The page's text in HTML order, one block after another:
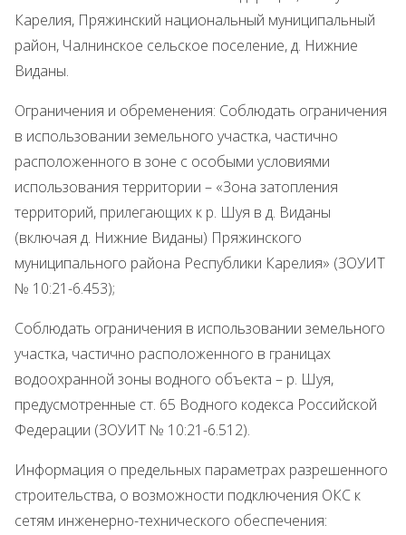
Карелия, Пряжинский национальный муниципальный
район, Чалнинское сельское поселение, д. Нижние
Виданы.
Ограничения и обременения: Соблюдать ограничения
в использовании земельного участка, частично
расположенного в зоне с особыми условиями
использования территории – «Зона затопления
территорий, прилегающих к р. Шуя в д. Виданы
(включая д. Нижние Виданы) Пряжинского
муниципального района Республики Карелия» (ЗОУИТ
№ 10:21-6.453);
Соблюдать ограничения в использовании земельного
участка, частично расположенного в границах
водоохранной зоны водного объекта – р. Шуя,
предусмотренные ст. 65 Водного кодекса Российской
Федерации (ЗОУИТ № 10:21-6.512).
Информация о предельных параметрах разрешенного
строительства, о возможности подключения ОКС к
сетям инженерно-технического обеспечения: